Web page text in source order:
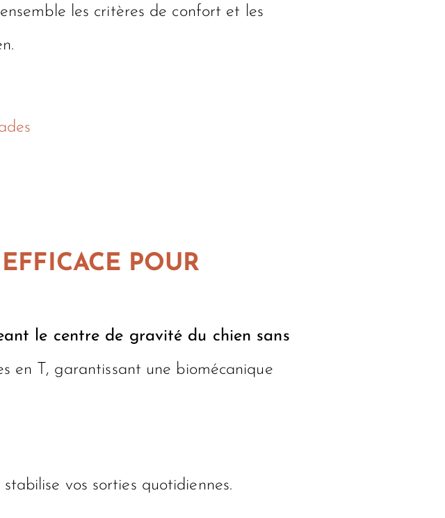
les critères de confort et les
POUR
le centre de gravité du chien sans
en T, garantissant une biomécanique
stabilise vos sorties quotidiennes.